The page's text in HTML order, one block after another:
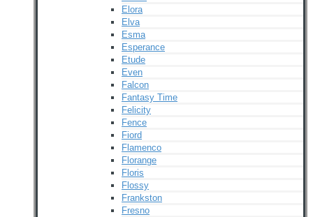
Elora
Elva
Esma
Esperance
Etude
Even
Falcon
Fantasy Time
Felicity
Fence
Fiord
Flamenco
Florange
Floris
Flossy
Frankston
Fresno